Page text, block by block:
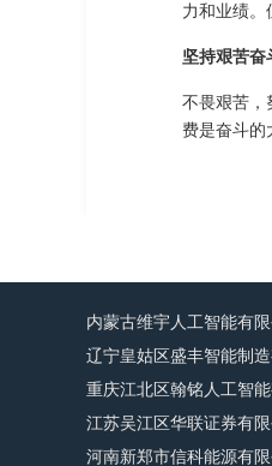
力和业绩。
坚持艰苦奋
不畏艰苦，
费是奋斗的
内蒙古维宇人工智能有限
辽宁皇姑区盛丰智能制造
重庆江北区翰铭人工智能
江苏吴江区华联证券有限
河南新郑市信科能源有限